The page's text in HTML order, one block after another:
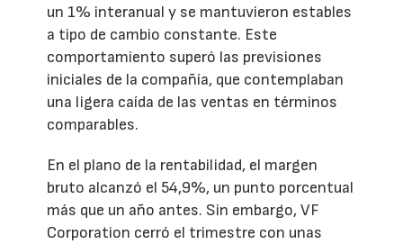
un 1% interanual y se mantuvieron estables
a tipo de cambio constante. Este
comportamiento superó las previsiones
iniciales de la compañía, que contemplaban
una ligera caída de las ventas en términos
comparables.
En el plano de la rentabilidad, el margen
bruto alcanzó el 54,9%, un punto porcentual
más que un año antes. Sin embargo, VF
Corporation cerró el trimestre con unas